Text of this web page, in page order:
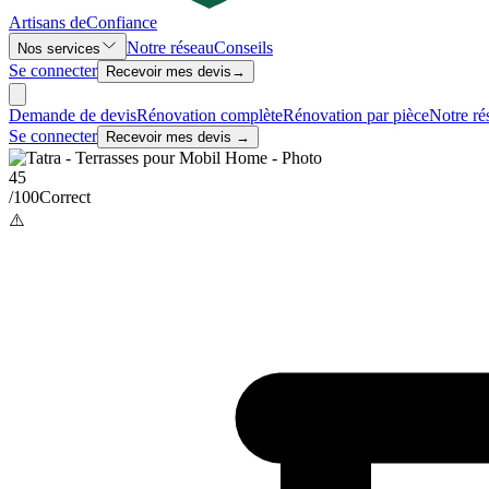
Artisans deConfiance
Nos services Notre réseauConseils
Se connecter
Recevoir mes devis →
Demande de devisRénovation complèteRénovation par pièceNotre
Se connecter
Recevoir mes devis →
45
/100Correct
⚠️